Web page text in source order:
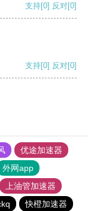
支持[0] 反对[0]
支持[0] 反对[0]
优途加速器
外网app
上油管加速器
快橙加速器